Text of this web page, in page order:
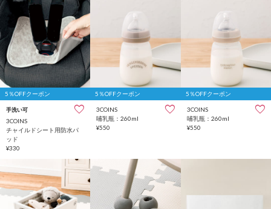
5％OFFクーポン
手洗い可
3COINS
チャイルドシート用防水パ
ッド
¥330
5％OFFクーポン
3COINS
哺乳瓶：260ml
¥550
5％OFFクーポン
3COINS
哺乳瓶：260ml
¥550